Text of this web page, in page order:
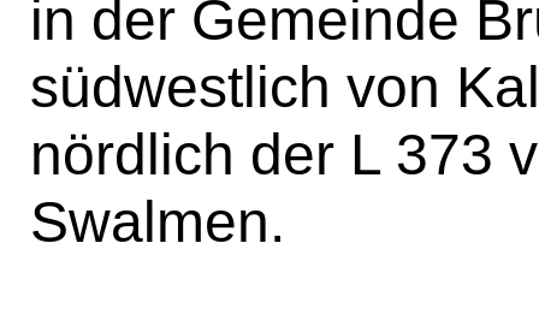
in der Gemeinde
südwestlich von
nördlich der L 373
Swalmen.